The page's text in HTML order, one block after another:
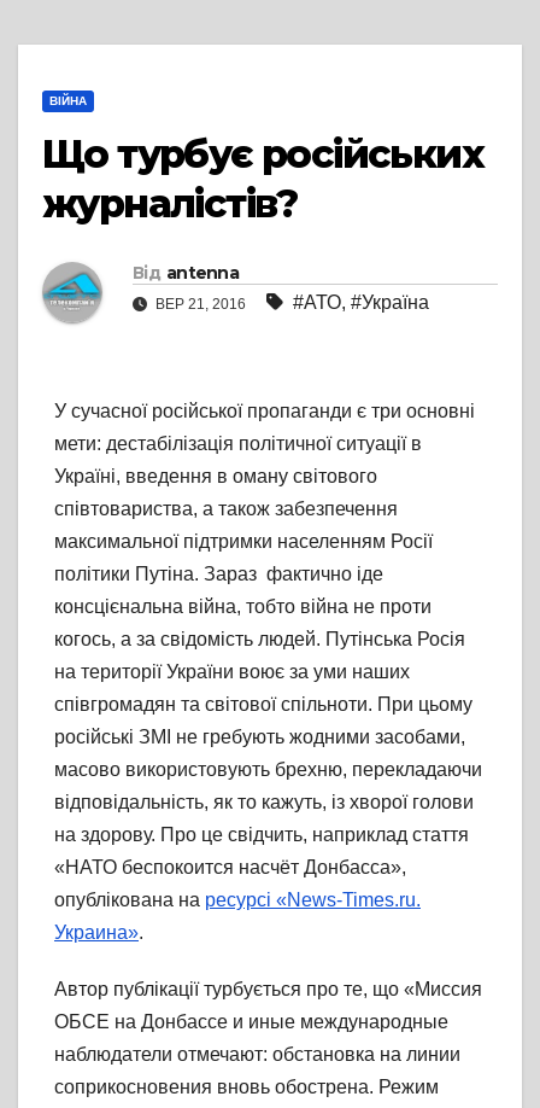
ВІЙНА
Що турбує російських
журналістів?
Від antenna
ВЕР 21, 2016 #АТО, #Україна
У сучасної російської пропаганди є три основні
мети: дестабілізація політичної ситуації в
Україні, введення в оману світового
співтовариства, а також забезпечення
максимальної підтримки населенням Росії
політики Путіна. Зараз фактично іде
консцієнальна війна, тобто війна не проти
когось, а за свідомість людей. Путінська Росія
на території України воює за уми наших
співгромадян та світової спільноти. При цьому
російські ЗМІ не гребують жодними засобами,
масово використовують брехню, перекладаючи
відповідальність, як то кажуть, із хворої голови
на здорову. Про це свідчить, наприклад стаття
«НАТО беспокоится насчёт Донбасса»,
опублікована на ресурсі «News-Times.ru.
Украина».
Автор публікації турбується про те, що «Миссия
ОБСЕ на Донбассе и иные международные
наблюдатели отмечают: обстановка на линии
соприкосновения вновь обострена. Режим